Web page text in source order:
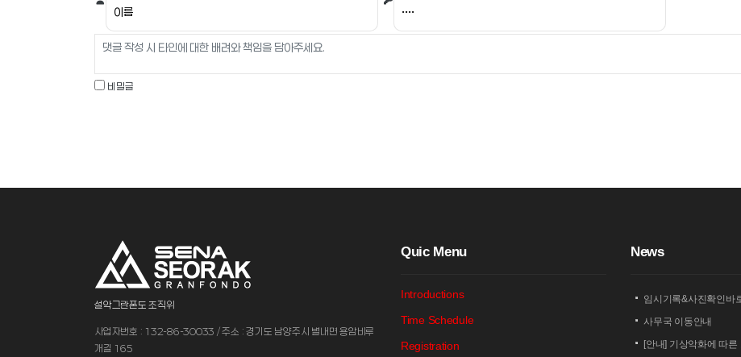
비밀글
설악그란폰도 조직위
사업자번호 : 132-86-30033 / 주소 : 경기도 남양주시 별내면 용암비루
개길 165
Quic Menu
Introductions
Time Schedule
Registration
News
임시기록&사진확인바
사무국 이동안내
[안내] 기상악화에 따